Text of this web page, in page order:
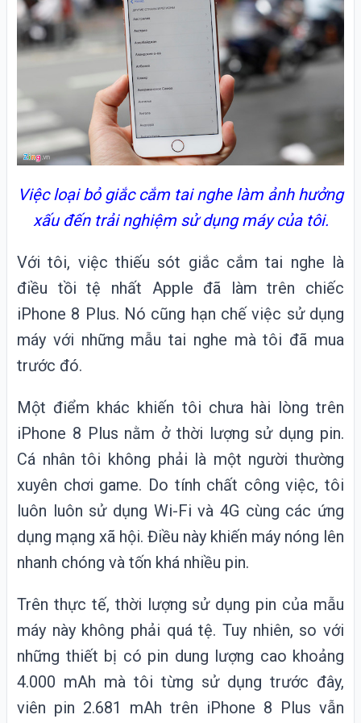
Việc loại bỏ giắc cắm tai nghe làm ảnh hưởng
xấu đến trải nghiệm sử dụng máy của tôi.
Với tôi, việc thiếu sót giắc cắm tai nghe là
điều tồi tệ nhất Apple đã làm trên chiếc
iPhone 8 Plus. Nó cũng hạn chế việc sử dụng
máy với những mẫu tai nghe mà tôi đã mua
trước đó.
Một điểm khác khiến tôi chưa hài lòng trên
iPhone 8 Plus nằm ở thời lượng sử dụng pin.
Cá nhân tôi không phải là một người thường
xuyên chơi game. Do tính chất công việc, tôi
luôn luôn sử dụng Wi-Fi và 4G cùng các ứng
dụng mạng xã hội. Điều này khiến máy nóng lên
nhanh chóng và tốn khá nhiều pin.
Trên thực tế, thời lượng sử dụng pin của mẫu
máy này không phải quá tệ. Tuy nhiên, so với
những thiết bị có pin dung lượng cao khoảng
4.000 mAh mà tôi từng sử dụng trước đây,
viên pin 2.681 mAh trên iPhone 8 Plus vẫn